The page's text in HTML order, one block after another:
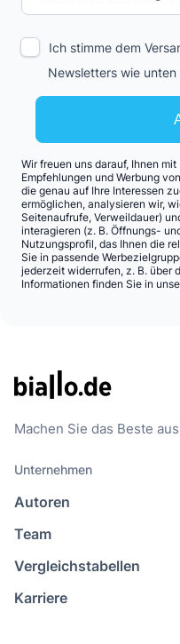
Ich stimme dem
Newsletters wie
Wir freuen uns darauf, Ihnen
Empfehlungen und Werbung
die genau auf Ihre Interessen
ermöglichen, analysieren wir,
Seitenaufrufe, Verweildauer)
interagieren (z. B. Öffnungs-
Nutzungsprofil, das Ihnen die
Sie in passende
jederzeit widerrufen, z. B. über
Informationen finden Sie in
Machen Sie das Beste
Unternehmen
Autoren
Team
Vergleichstabellen
Karriere